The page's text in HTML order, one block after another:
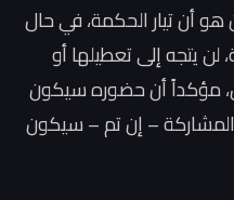
أن تيار الحكمة، في حال
يتجه إلى تعطيلها أو
مؤكداً أن حضوره سيكون
المشاركة – إن تم – سيكون